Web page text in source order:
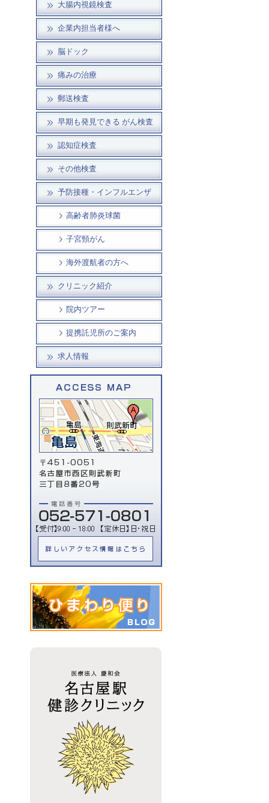
大腸内視鏡検査
企業内担当者様へ
脳ドック
痛みの治療
郵送検査
早期も発見できる がん検査
認知症検査
その他検査
予防接種・インフルエンザ
高齢者肺炎球菌
子宮頸がん
海外渡航者の方へ
クリニック紹介
院内ツアー
提携託児所のご案内
求人情報